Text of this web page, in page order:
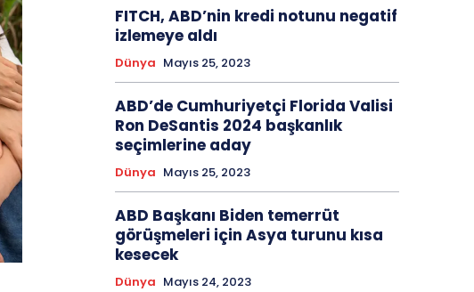
FITCH, ABD’nin kredi notunu negatif
izlemeye aldı
Dünya Mayıs 25, 2023
ABD’de Cumhuriyetçi Florida Valisi
Ron DeSantis 2024 başkanlık
seçimlerine aday
Dünya Mayıs 25, 2023
ABD Başkanı Biden temerrüt
görüşmeleri için Asya turunu kısa
kesecek
Dünya Mayıs 24, 2023